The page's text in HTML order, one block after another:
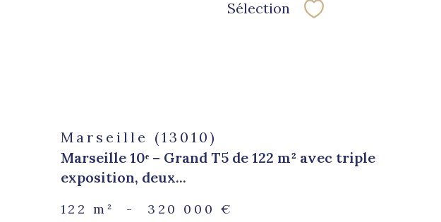
Sélection Sélectionner
Marseille (13010)
Marseille 10ᵉ – Grand T5 de 122 m² avec triple
exposition, deux...
122 m² - 320 000 €